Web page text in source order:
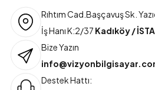
Rıhtım Cad.Başçavuş Sk.
İş Hanı K:2/37 Kadıköy /
Bize Yazın
Destek Hattı: